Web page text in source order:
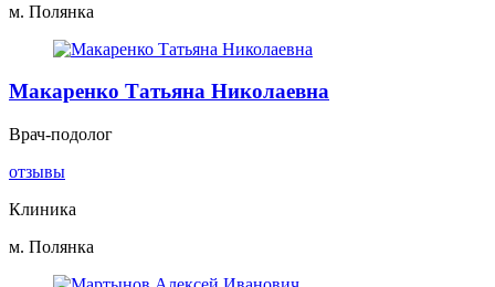
м. Полянка
Макаренко Татьяна Николаевна
Врач-подолог
отзывы
Клиника
м. Полянка